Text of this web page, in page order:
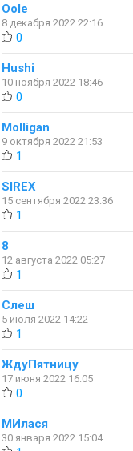
Oole
8 декабря 2022 22:16
0
Hushi
10 ноября 2022 18:46
0
Molligan
9 октября 2022 21:53
1
SIREX
15 сентября 2022 23:36
1
8
12 августа 2022 05:27
1
Слеш
5 июля 2022 14:22
1
ЖдуПятницу
17 июня 2022 16:05
0
МИлася
30 января 2022 15:04